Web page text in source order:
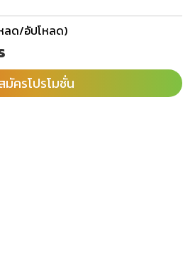
ลด/อัปโหลด)
มัครโปรโมชั่น